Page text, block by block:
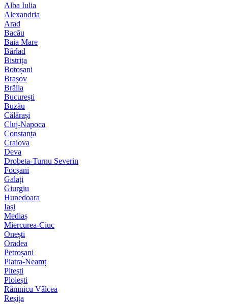
Alba Iulia
Alexandria
Arad
Bacău
Baia Mare
Bârlad
Bistrița
Botoșani
Brașov
Brăila
București
Buzău
Călărași
Cluj-Napoca
Constanța
Craiova
Deva
Drobeta-Turnu Severin
Focșani
Galați
Giurgiu
Hunedoara
Iași
Mediaș
Miercurea-Ciuc
Onești
Oradea
Petroșani
Piatra-Neamț
Pitești
Ploiești
Râmnicu Vâlcea
Reșița